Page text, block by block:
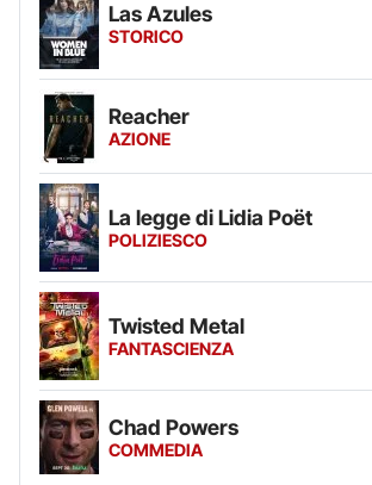
Las Azules
STORICO
Reacher
AZIONE
La legge di Lidia Poët
POLIZIESCO
Twisted Metal
FANTASCIENZA
Chad Powers
COMMEDIA